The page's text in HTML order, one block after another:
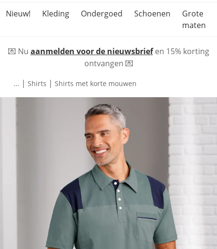
Nieuw!
Kleding Ondergoed Schoenen
Grote
maten
💌 Nu aanmelden voor de nieuwsbriefen 15% korting
ontvangen 💌
... | Shirts | Shirts met korte mouwen